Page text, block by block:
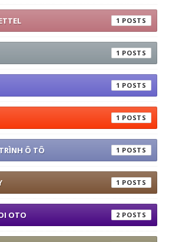
1
1
1
1
Ô TÔ 1
1
OTO 2